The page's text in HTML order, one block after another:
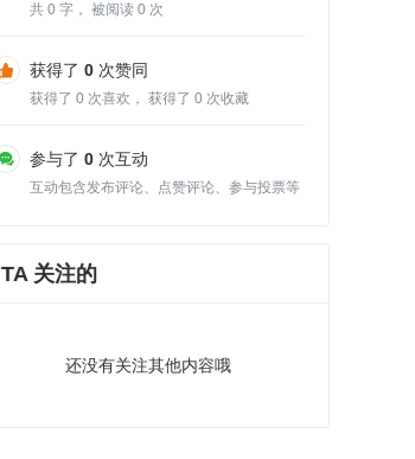
共 0 字， 被阅读 0 次
获得了 0 次赞同
获得了 0 次喜欢， 获得了 0 次收藏
参与了 0 次互动
互动包含发布评论、点赞评论、参与投票等
TA 关注的
还没有关注其他内容哦